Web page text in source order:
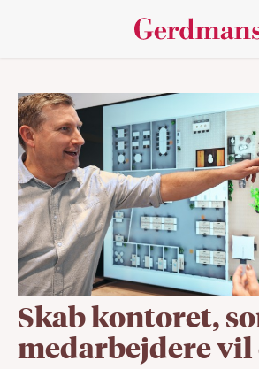
Skab kontoret,
medarbejdere vil